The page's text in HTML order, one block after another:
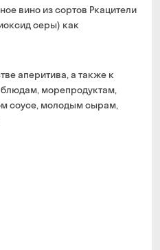
вино из сортов Ркацители
серы) как
аперитива, а также к
морепродуктам,
соусе, молодым сырам,